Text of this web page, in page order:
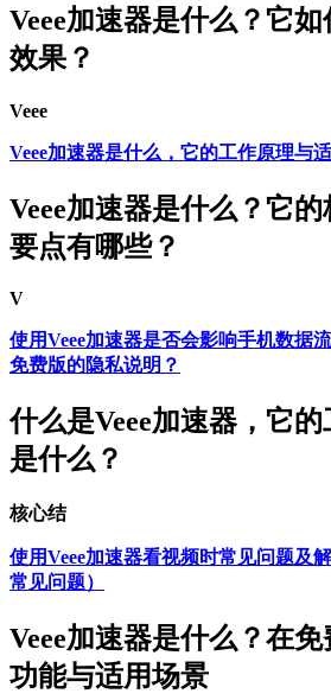
Veee加速器是什么？它
效果？
Veee
Veee加速器是什么，它的工作原理与
Veee加速器是什么？它
要点有哪些？
V
使用Veee加速器是否会影响手机数据
免费版的隐私说明？
什么是Veee加速器，它
是什么？
核心结
使用Veee加速器看视频时常见问题及
常见问题）
Veee加速器是什么？在
功能与适用场景